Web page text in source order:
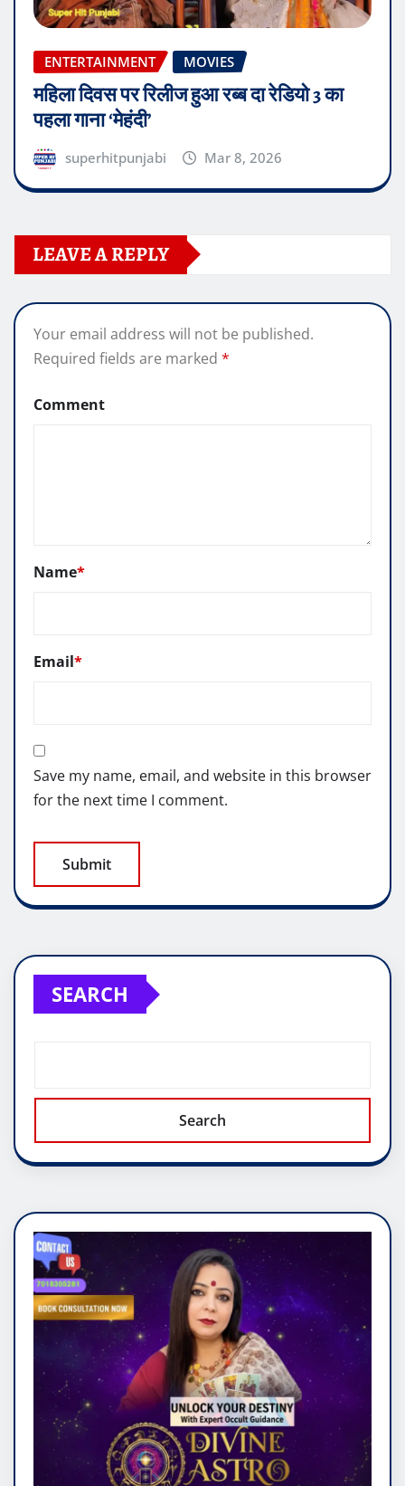
ENTERTAINMENT MOVIES
महिला दिवस पर रिलीज हुआ रब्ब दा रेडियो 3 का
पहला गाना ‘मेहंदी’
superhitpunjabi Mar 8, 2026
LEAVE A REPLY
Your email address will not be published.
Required fields are marked *
Comment
Name*
Email*
Save my name, email, and website in this browser
for the next time I comment.
SEARCH
Search